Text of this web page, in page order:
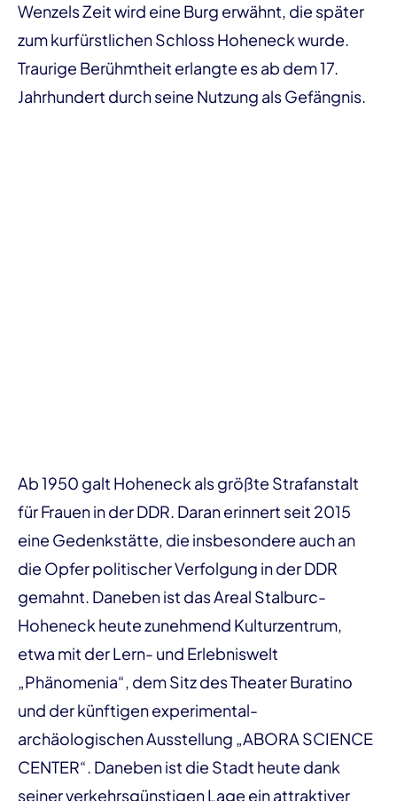
Wenzels Zeit wird eine Burg erwähnt, die später
zum kurfürstlichen Schloss Hoheneck wurde.
Traurige Berühmtheit erlangte es ab dem 17.
Jahrhundert durch seine Nutzung als Gefängnis.
Ab 1950 galt Hoheneck als größte Strafanstalt
für Frauen in der DDR. Daran erinnert seit 2015
eine Gedenkstätte, die insbesondere auch an
die Opfer politischer Verfolgung in der DDR
gemahnt. Daneben ist das Areal Stalburc-
Hoheneck heute zunehmend Kulturzentrum,
etwa mit der Lern- und Erlebniswelt
„Phänomenia“, dem Sitz des Theater Buratino
und der künftigen experimental-
archäologischen Ausstellung „ABORA SCIENCE
CENTER“. Daneben ist die Stadt heute dank
seiner verkehrsgünstigen Lage ein attraktiver